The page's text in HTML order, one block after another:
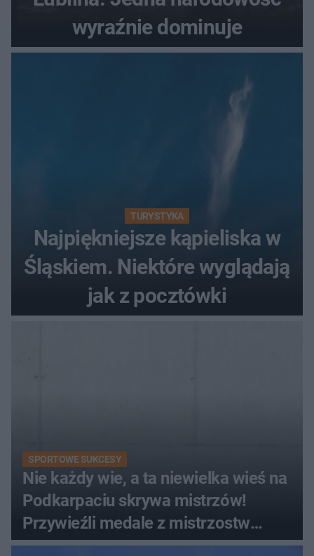
wyraźnie dominuje
TURYSTYKA
Najpiękniejsze kąpieliska w
Śląskiem. Niektóre wyglądają
jak z pocztówki
SPORTOWE SUKCESY
Nie każdy wie, a ta niewielka wieś na
Podkarpaciu skrywa mistrzów!
Przywieźli medale z mistrzostw
Europy